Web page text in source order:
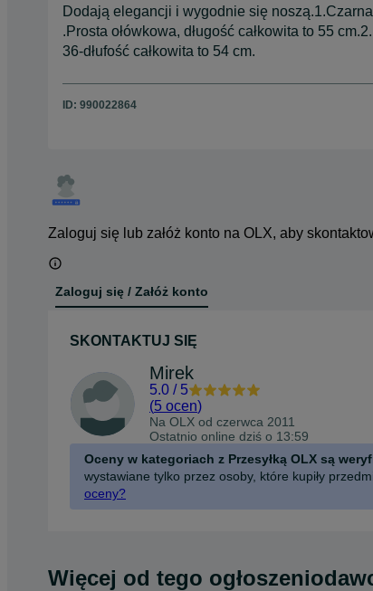
Dodają elegancji i wygodnie się
.Prosta ołówkowa, długość całkowita to 55
36-dłufość całkowita to 54 cm.
ID: 990022864
Zaloguj się lub załóż konto na OLX, aby
Zaloguj się / Załóż konto
SKONTAKTUJ SIĘ
Mirek
5.0 / 5
(5 ocen)
Na OLX od czerwca 2011
Ostatnio online dziś o 13:59
Oceny w kategoriach z Przesyłką OLX są
wystawiane tylko przez osoby, które kupiły
oceny?
Więcej od tego